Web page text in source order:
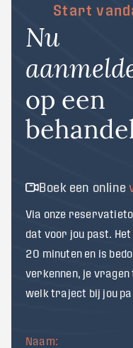
Start
Nu
op een
Boek een online
Via onze
dat voor jou past.
20 minuten en is
verkennen, je vragen
welk traject bij jou
Naam: